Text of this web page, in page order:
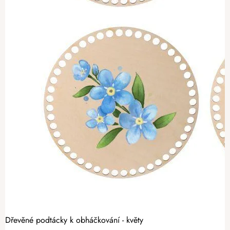
Dřevěné podtácky k obháčkování - květy